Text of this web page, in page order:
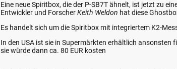
Eine neue Spiritbox, die der P-SB7T ähnelt, ist jetzt zu
Entwickler und ForscherKeith Weldon hat diese
Es handelt sich um die Spiritbox mit integriertem K2-
In den USA ist sie in Supermärkten erhältlich
sie würde dann ca. 80 EUR kosten